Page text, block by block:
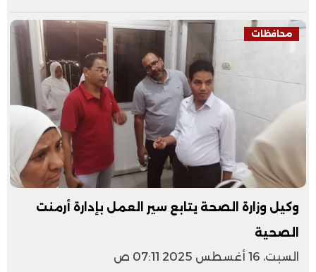
محافظات
وكيل وزارة الصحة يتابع سير العمل بإدارة أرمنت
الصحية
السبت، 16 أغسطس 2025 07:11 ص